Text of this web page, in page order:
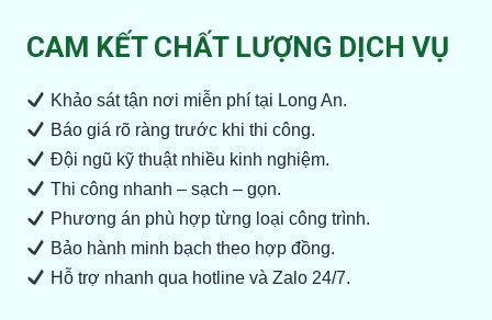
CAM KẾT CHẤT LƯỢNG DỊCH VỤ
Khảo sát tận nơi miễn phí tại Long An.
Báo giá rõ ràng trước khi thi công.
Đội ngũ kỹ thuật nhiều kinh nghiệm.
Thi công nhanh – sạch – gọn.
Phương án phù hợp từng loại công trình.
Bảo hành minh bạch theo hợp đồng.
Hỗ trợ nhanh qua hotline và Zalo 24/7.